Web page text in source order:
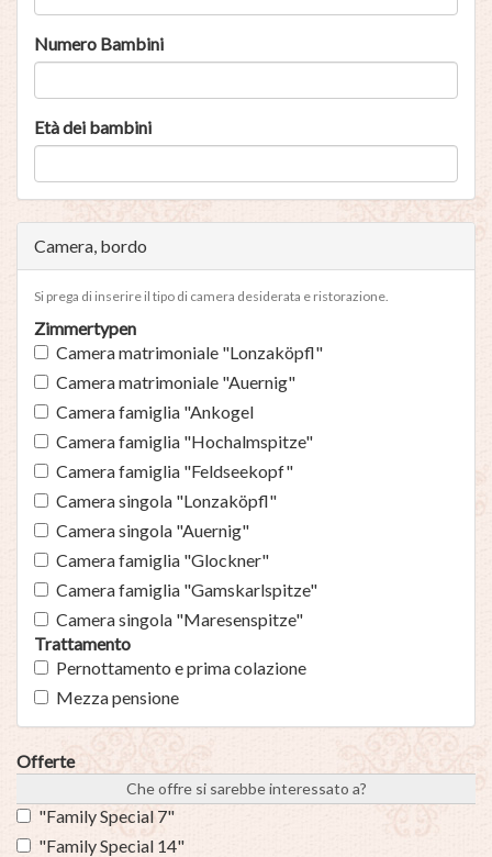
Numero Bambini
Età dei bambini
Camera, bordo
Si prega di inserire il tipo di camera desiderata e ristorazione.
Zimmertypen
Camera matrimoniale "Lonzaköpfl"
Camera matrimoniale "Auernig"
Camera famiglia "Ankogel
Camera famiglia "Hochalmspitze"
Camera famiglia "Feldseekopf"
Camera singola "Lonzaköpfl"
Camera singola "Auernig"
Camera famiglia "Glockner"
Camera famiglia "Gamskarlspitze"
Camera singola "Maresenspitze"
Trattamento
Pernottamento e prima colazione
Mezza pensione
Offerte
Che offre si sarebbe interessato a?
"Family Special 7"
"Family Special 14"